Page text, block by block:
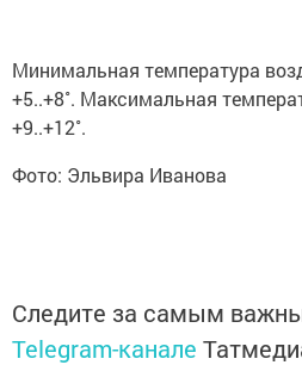
Минимальная температура
+5..+8˚. Максимальная
+9..+12˚.
Фото: Эльвира Иванова
Следите за самым
Telegram-канале